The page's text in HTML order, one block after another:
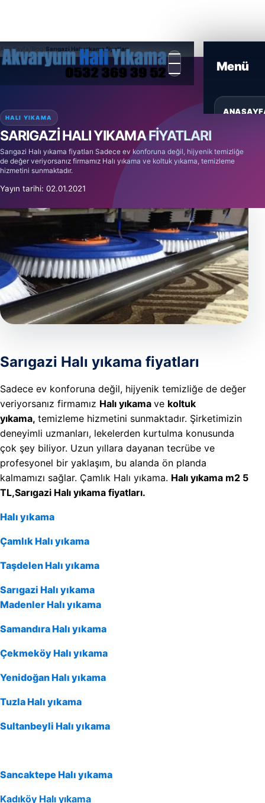
GALERI
İLETIŞIM
Ana Sayfa Sarıgazi Halı yıkama fiyatları
HALI YIKAMA
SARIGAZI HALI YIKAMA FIYATLARI
Sarıgazi Halı yıkama fiyatları Sadece ev konforuna değil, hijyenik temizliğe
de değer veriyorsanız firmamız Halı yıkama ve koltuk yıkama, temizleme
hizmetini sunmaktadır.
Yayın tarihi: 02.01.2021
Sarıgazi Halı yıkama fiyatları
Sadece ev konforuna değil, hijyenik temizliğe de değer
veriyorsanız firmamız Halı yıkama ve koltuk
yıkama, temizleme hizmetini sunmaktadır. Şirketimizin
deneyimli uzmanları, lekelerden kurtulma konusunda
çok şey biliyor. Uzun yıllara dayanan tecrübe ve
profesyonel bir yaklaşım, bu alanda ön planda
kalmamızı sağlar. Çamlık Halı yıkama. Halı yıkama m2 5
TL,Sarıgazi Halı yıkama fiyatları.
Halı yıkama
Çamlık Halı yıkama
Taşdelen Halı yıkama
Sarıgazi Halı yıkama
Madenler Halı yıkama
Samandıra Halı yıkama
Çekmeköy Halı yıkama
Yenidoğan Halı yıkama
Tuzla Halı yıkama
Sultanbeyli Halı yıkama
Sancaktepe Halı yıkama
Kadıköy Halı yıkama